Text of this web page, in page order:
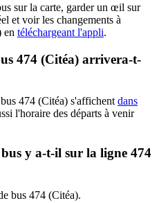
sur la carte, garder un œil sur
et voir les changements à
en téléchargeant l'appli.
474 (Citéa) arrivera-t-
474 (Citéa) s'affichent dans
l'horaire des départs à venir
y a-t-il sur la ligne 474
bus 474 (Citéa).